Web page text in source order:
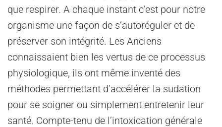
que respirer. A chaque instant c’est pour notre
organisme une façon de s’autoréguler et de
préserver son intégrité. Les Anciens
connaissaient bien les vertus de ce processus
physiologique, ils ont même inventé des
méthodes permettant d’accélérer la sudation
pour se soigner ou simplement entretenir leur
santé. Compte-tenu de l’intoxication générale